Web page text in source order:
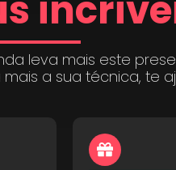
leva mais este
a sua técnica, te